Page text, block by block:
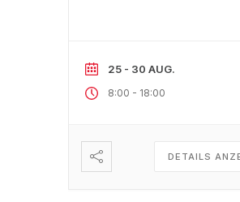
25 - 30 AUG.
8:00 - 18:00
DETAILS